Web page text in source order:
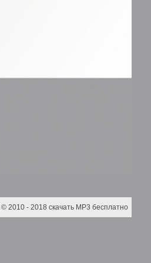
© 2010 - 2018 скачать MP3 бесплатно